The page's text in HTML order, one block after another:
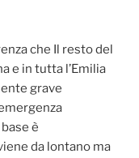
che Il resto del
e in tutta l’Emilia
grave
è
da lontano ma